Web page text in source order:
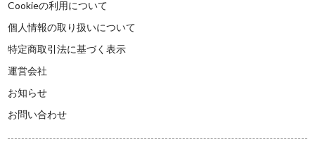
Cookieの利用について
個人情報の取り扱いについて
特定商取引法に基づく表示
運営会社
お知らせ
お問い合わせ